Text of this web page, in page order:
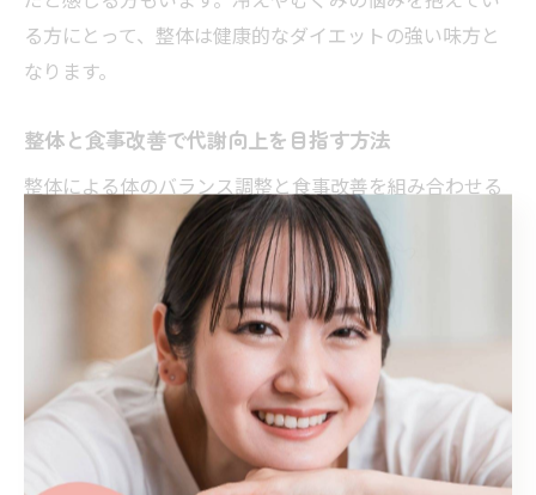
る方にとって、整体は健康的なダイエットの強い味方と
なります。
整体と食事改善で代謝向上を目指す方法
整体による体のバランス調整と食事改善を組み合わせる
ことで、より効率的に代謝を高めることができます。理
由は、体の歪みが正されることで消化吸収がスムーズに
なり、栄養素がしっかり活用されるからです。例えば、
整体施術に合わせてバランスの良い食事を心がけること
で、三重県いなべ市の女性たちも健康的な体型を維持し
やすくなっています。整体と食事の両面からアプローチ
することが、リバウンドしにくい体作りのカギです。